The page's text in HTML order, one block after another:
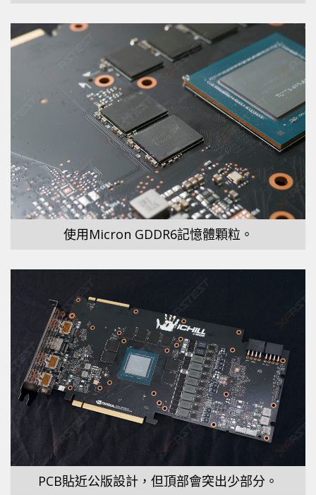
使用Micron GDDR6記憶體顆粒。
PCB貼近公版設計，但頂部會突出少部分。